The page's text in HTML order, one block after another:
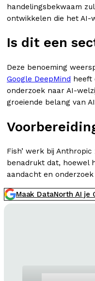
handelingsbekwaam
ontwikkelen die het AI-
Is dit een
Deze benoeming
Google DeepMind heeft
onderzoek naar AI-
groeiende belang van
Fish’ werk bij
benadrukt dat, hoewel
aandacht en
Maak DataNorth AI je